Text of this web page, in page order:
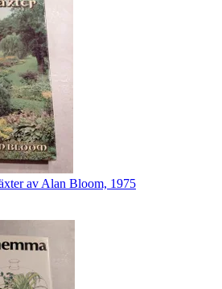
av Alan Bloom, 1975